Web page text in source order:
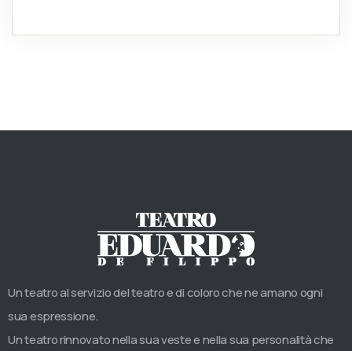
Un teatro al servizio del teatro e di coloro che ne amano ogni
sua espressione.
Un teatro rinnovato nella sua veste e nella sua personalità che